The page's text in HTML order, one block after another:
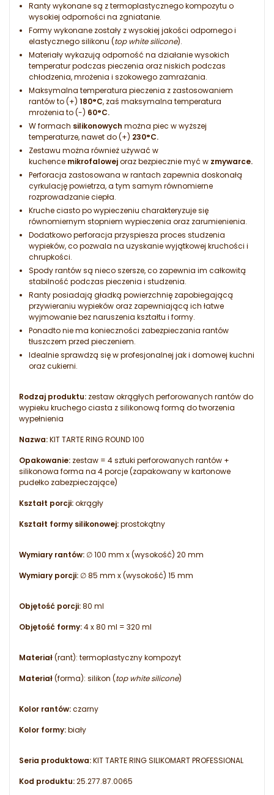
Ranty wykonane są z termoplastycznego kompozytu o
wysokiej odporności na zgniatanie.
Formy wykonane zostały z wysokiej jakości odpornego i
elastycznego silikonu (top white silicone).
Materiały wykazują odporność na działanie wysokich
temperatur podczas pieczenia oraz niskich podczas
chłodzenia, mrożenia i szokowego zamrażania.
Maksymalna temperatura pieczenia z zastosowaniem
rantów to (+) 180°C, zaś maksymalna temperatura
mrożenia to (-) 60°C.
W formach silikonowych można piec w wyższej
temperaturze, nawet do (+) 230°C.
Zestawu można również używać w
kuchence mikrofalowejoraz bezpiecznie myć w zmywarce.
Perforacja zastosowana w rantach zapewnia doskonałą
cyrkulację powietrza, a tym samym równomierne
rozprowadzanie ciepła.
Kruche ciasto po wypieczeniu charakteryzuje się
równomiernym stopniem wypieczenia oraz zarumienienia.
Dodatkowo perforacja przyspiesza proces studzenia
wypieków, co pozwala na uzyskanie wyjątkowej kruchości i
chrupkości.
Spody rantów są nieco szersze, co zapewnia im całkowitą
stabilność podczas pieczenia i studzenia.
Ranty posiadają gładką powierzchnię zapobiegającą
przywieraniu wypieków oraz zapewniającą ich łatwe
wyjmowanie bez naruszenia kształtu i formy.
Ponadto nie ma konieczności zabezpieczania rantów
tłuszczem przed pieczeniem.
Idealnie sprawdzą się w profesjonalnej jak i domowej kuchni
oraz cukierni.
Rodzaj produktu: zestaw okrągłych perforowanych rantów do
wypieku kruchego ciasta z silikonową formą do tworzenia
wypełnienia
Nazwa:KIT TARTE RING ROUND 100
Opakowanie: zestaw = 4 sztuki perforowanych rantów +
silikonowa forma na 4 porcje (zapakowany w kartonowe
pudełko zabezpieczające)
Kształt porcji:okrągły
Kształt formy silikonowej:prostokątny
Wymiary rantów: ∅ 100 mm x (wysokość) 20 mm
Wymiary porcji: ∅ 85 mm x (wysokość) 15 mm
Objętość porcji:80 ml
Objętość formy:4 x 80 ml = 320 ml
Materiał(rant): termoplastyczny kompozyt
Materiał(forma): silikon (top white silicone)
Kolor rantów:czarny
Kolor formy:biały
Seria produktowa:KIT TARTE RING SILIKOMART PROFESSIONAL
Kod produktu:25.277.87.0065